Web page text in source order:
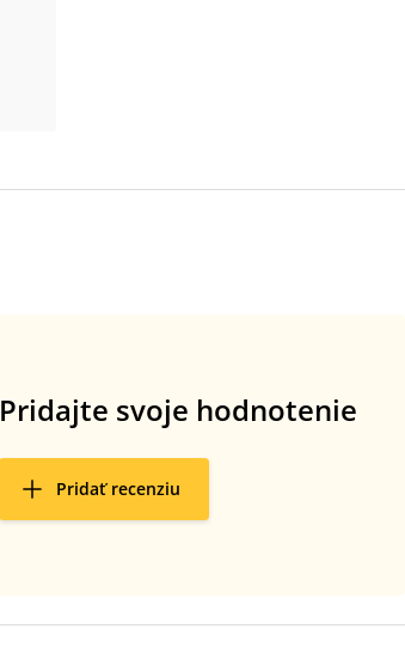
Pridajte svoje hodnotenie
Pridať recenziu